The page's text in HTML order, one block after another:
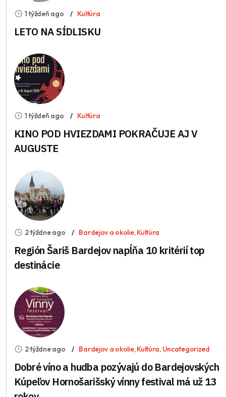
1 týždeň ago Kultúra
LETO NA SÍDLISKU
1 týždeň ago Kultúra
KINO POD HVIEZDAMI POKRAČUJE AJ V
AUGUSTE
2 týždne ago Bardejov a okolie,Kultúra
Región Šariš Bardejov napĺňa 10 kritérií top
destinácie
2 týždne ago Bardejov a okolie,Kultúra, Uncategorized
Dobré víno a hudba pozývajú do Bardejovských
Kúpeľov Hornošarišský vínny festival má už 13